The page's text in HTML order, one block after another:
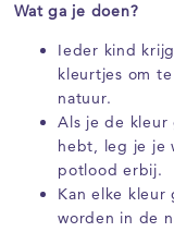
Wat ga je doen?
Ieder kind
kleurtjes om
natuur.
Als je de kleur
hebt, leg je je
potlood erbij.
Kan elke kleur
worden in de